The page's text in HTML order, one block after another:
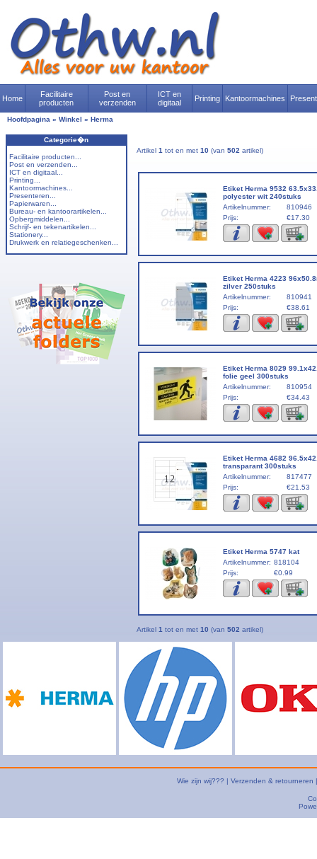
Home
Facilitaire
producten
Post en
verzenden
ICT en
digitaal
Printing Kantoormachines
Hoofdpagina » Winkel » Herma
Categorie�n
Facilitaire producten...
Post en verzenden...
ICT en digitaal...
Printing...
Kantoormachines...
Presenteren...
Papierwaren...
Bureau- en kantoorartikelen...
Opbergmiddelen...
Schrijf- en tekenartikelen...
Stationery...
Drukwerk en relatiegeschenken...
Artikel 1 tot en met 10 (van 502 artikel)
Etiket Herma 9532
polyester wit 240stuks
Artikelnummer:
810946
Prijs:
€17.30
Etiket Herma 4223
zilver 250stuks
Artikelnummer:
810941
Prijs:
€38.61
Etiket Herma 8029
folie geel 300stuks
Artikelnummer:
810954
Prijs:
€34.43
Etiket Herma 4682
transparant 300stuks
Artikelnummer:
817477
Prijs:
€21.53
Etiket Herma 5747 kat
Artikelnummer: 818104
Prijs:
€0.99
Artikel 1 tot en met 10 (van 502 artikel)
Wie zijn wij??? | Verzenden & retourneren